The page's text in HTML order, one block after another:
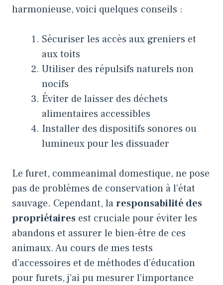
harmonieuse, voici quelques conseils :
Sécuriser les accès aux greniers et
aux toits
Utiliser des répulsifs naturels non
nocifs
Éviter de laisser des déchets
alimentaires accessibles
Installer des dispositifs sonores ou
lumineux pour les dissuader
Le furet, commeanimal domestique, ne pose
pas de problèmes de conservation à l’état
sauvage. Cependant, laresponsabilité des
propriétaires est cruciale pour éviter les
abandons et assurer le bien-être de ces
animaux. Au cours de mes tests
d’accessoires et de méthodes d’éducation
pour furets, j’ai pu mesurer l’importance